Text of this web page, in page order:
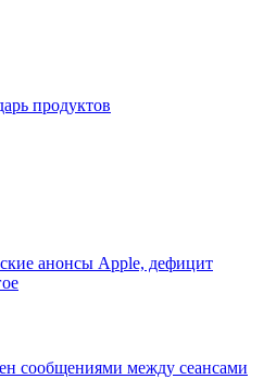
продуктов
анонсы Apple, дефицит
сообщениями между сеансами